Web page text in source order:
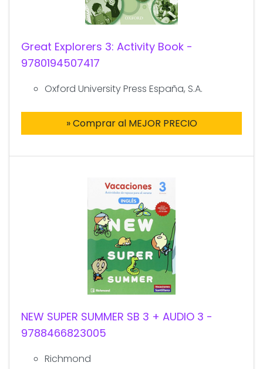
Great Explorers 3: Activity Book -
9780194507417
Oxford University Press España, S.A.
» Comprar al MEJOR PRECIO
NEW SUPER SUMMER SB 3 + AUDIO 3 -
9788466823005
Richmond